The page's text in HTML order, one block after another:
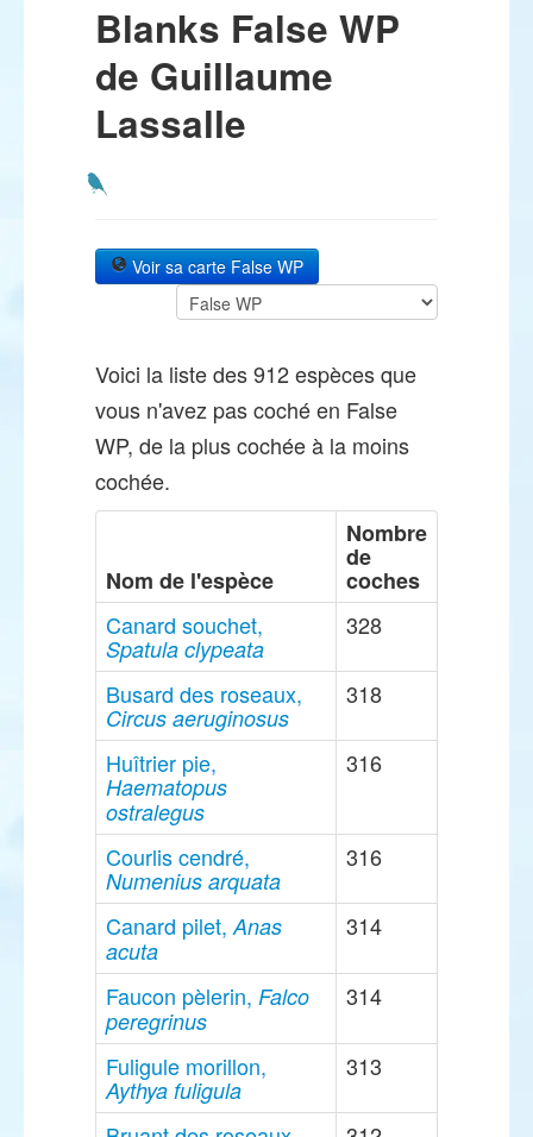
Blanks False WP
de Guillaume
Lassalle
Voir sa carte False WP
Voici la liste des 912 espèces que
vous n'avez pas coché en False
WP, de la plus cochée à la moins
cochée.
Nom de l'espèce
Nombre
de
coches
Canard souchet,
Spatula clypeata
328
Busard des roseaux,
Circus aeruginosus
318
Huîtrier pie,
Haematopus
ostralegus
316
Courlis cendré,
Numenius arquata
316
Canard pilet,Anas
acuta
314
Faucon pèlerin, Falco
peregrinus
314
Fuligule morillon,
Aythya fuligula
313